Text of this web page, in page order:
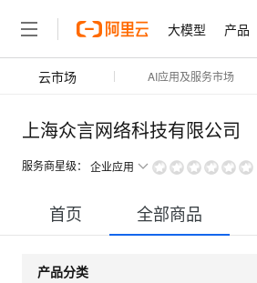
大模型 产品
云市场 AI应用及服务市场
上海众言网络科技有限公司
服务商星级： 企业应用
首页 全部商品
产品分类